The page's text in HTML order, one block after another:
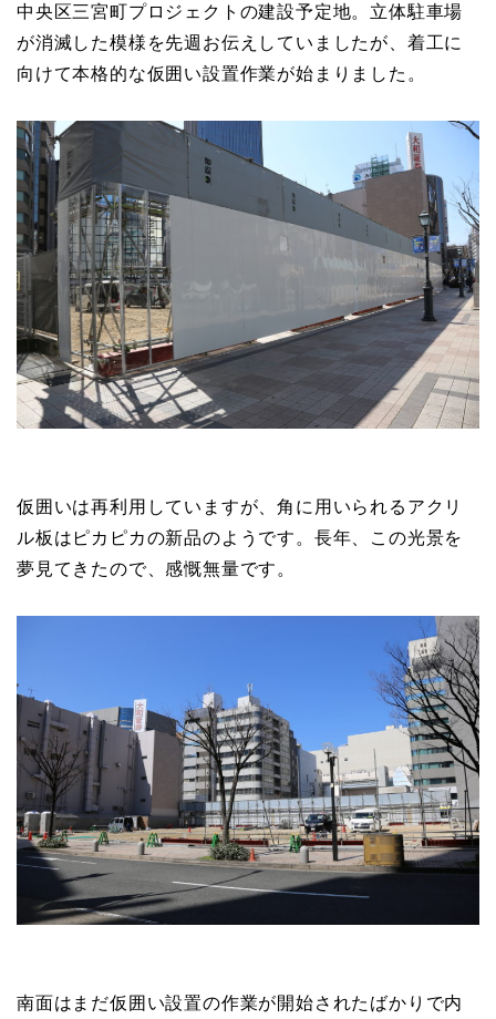
中央区三宮町プロジェクトの建設予定地。立体駐車場
が消滅した模様を先週お伝えしていましたが、着工に
向けて本格的な仮囲い設置作業が始まりました。
仮囲いは再利用していますが、角に用いられるアクリ
ル板はピカピカの新品のようです。長年、この光景を
夢見てきたので、感慨無量です。
南面はまだ仮囲い設置の作業が開始されたばかりで内